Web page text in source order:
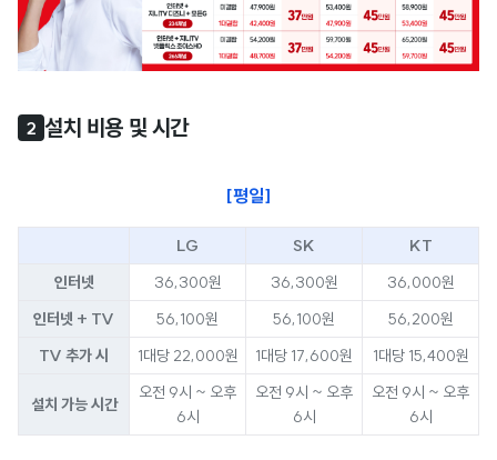
2 설치 비용 및 시간
[평일]
LG SK
KT
인터넷
36,300원 36,300원
36,000원
인터넷 + TV
56,100원 56,100원
56,200원
TV 추가 시
1대당 22,000원 1대당 17,600원 1대당 15,400원
설치 가능 시간
오전 9시 ~ 오후
6시
오전 9시 ~ 오후
6시
오전 9시 ~ 오후
6시